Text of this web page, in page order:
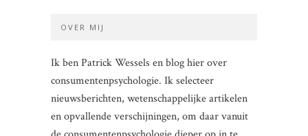
OVER MIJ
Ik ben Patrick Wessels en blog hier over
consumentenpsychologie. Ik selecteer
nieuwsberichten, wetenschappelijke artikelen
en opvallende verschijningen, om daar vanuit